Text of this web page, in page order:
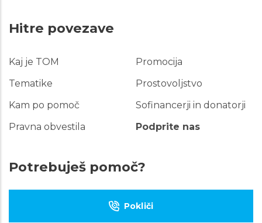
Hitre povezave
Hitre
povezave
Kaj je TOM
Tematike
Kam po pomoč
Pravna obvestila
Promocija
Prostovoljstvo
Sofinancerji in donatorji
Podprite nas
Potrebuješ pomoč?
Pokliči